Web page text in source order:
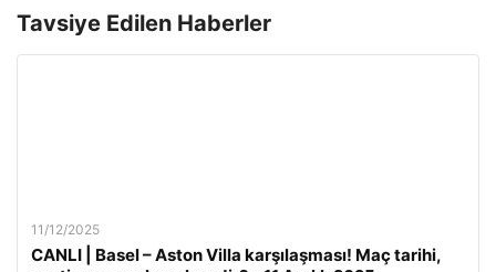
Tavsiye Edilen Haberler
11/12/2025
CANLI | Basel – Aston Villa karşılaşması! Maç tarihi,